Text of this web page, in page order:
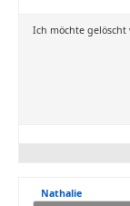
Ich möchte gelöscht
Nathalie